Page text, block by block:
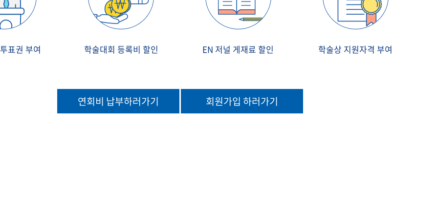
표권 부여 학술대회 등록비 할인 EN 저널 게재료 할인 학술상 지원자격 부여
연회비 납부하러가기 회원가입 하러가기